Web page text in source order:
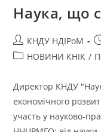
Наука, що
КНДУ НДІРоМ
НОВИНИ КНІК /
Директор КНДУ
економічного
участь у науково-